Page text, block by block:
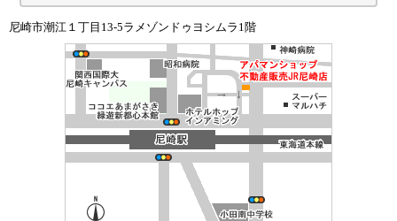
尼崎市潮江１丁目13-5ラメゾンドゥヨシムラ1階